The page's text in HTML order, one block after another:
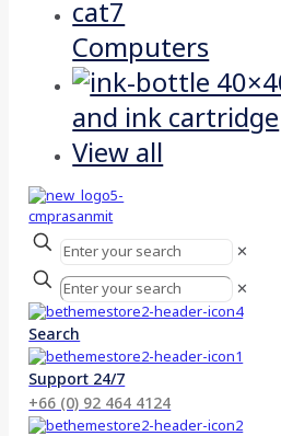
Computers
and ink cartridge
View all
✕
✕
Search
Support 24/7
+66 (0) 92 464 4124